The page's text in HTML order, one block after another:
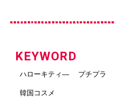
KEYWORD
ハローキティ― プチプラ
韓国コスメ